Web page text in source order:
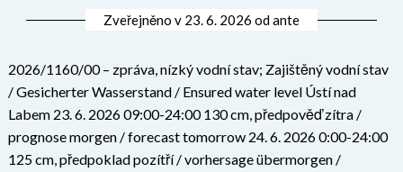
Zveřejněno v 23. 6. 2026 odante
2026/1160/00 – zpráva, nízký vodní stav; Zajištěný vodní stav
/ Gesicherter Wasserstand / Ensured water level Ústí nad
Labem 23. 6. 2026 09:00-24:00 130 cm, předpověď zítra /
prognose morgen / forecast tomorrow 24. 6. 2026 0:00-24:00
125 cm, předpoklad pozítří / vorhersage übermorgen /